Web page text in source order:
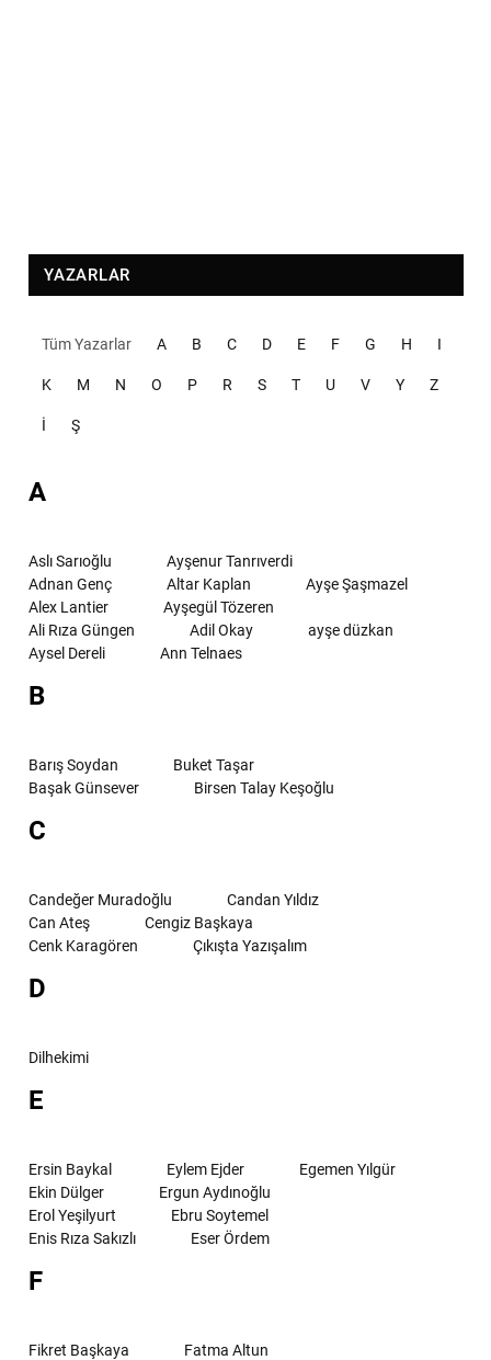
YAZARLAR
Tüm Yazarlar A B C D E F G H I
K M N O P R S T U V Y Z
İ Ş
A
Aslı Sarıoğlu
Ayşenur Tanrıverdi
Adnan Genç
Altar Kaplan
Ayşe Şaşmazel
Alex Lantier
Ayşegül Tözeren
Ali Rıza Güngen
Adil Okay
ayşe düzkan
Aysel Dereli
Ann Telnaes
B
Barış Soydan
Buket Taşar
Başak Günsever
Birsen Talay Keşoğlu
C
Candeğer Muradoğlu
Candan Yıldız
Can Ateş
Cengiz Başkaya
Cenk Karagören
Çıkışta Yazışalım
D
Dilhekimi
E
Ersin Baykal Eylem Ejder
Egemen Yılgür
Ekin Dülger
Ergun Aydınoğlu
Erol Yeşilyurt
Ebru Soytemel
Enis Rıza Sakızlı
Eser Ördem
F
Fikret Başkaya
Fatma Altun